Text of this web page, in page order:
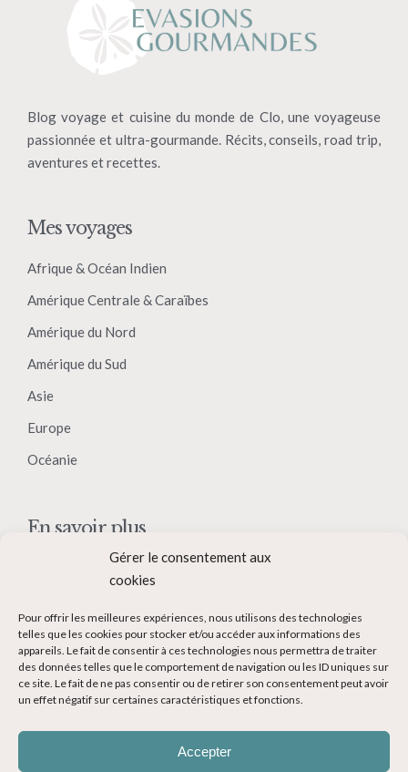
Gérer le consentement aux
cookies
Pour offrir les meilleures expériences, nous utilisons des technologies
telles que les cookies pour stocker et/ou accéder aux informations des
appareils. Le fait de consentir à ces technologies nous permettra de traiter
des données telles que le comportement de navigation ou les ID uniques sur
ce site. Le fait de ne pas consentir ou de retirer son consentement peut avoir
un effet négatif sur certaines caractéristiques et fonctions.
Accepter
Blog voyage et cuisine du monde de Clo, une voyageuse
passionnée et ultra-gourmande. Récits, conseils, road trip,
aventures et recettes.
Mes voyages
Afrique & Océan Indien
Amérique Centrale & Caraïbes
Amérique du Nord
Amérique du Sud
Asie
Europe
Océanie
En savoir plus
Contact
Devenir Blogueur voyage
Ma Bucket List